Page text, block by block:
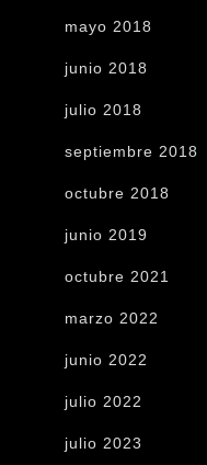
mayo 2018
junio 2018
julio 2018
septiembre 2018
octubre 2018
junio 2019
octubre 2021
marzo 2022
junio 2022
julio 2022
julio 2023